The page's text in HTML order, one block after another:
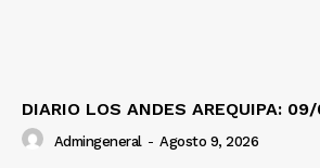
DIARIO LOS ANDES AREQUIPA:
Admingeneral - Agosto 9, 2026